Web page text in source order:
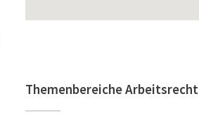
Themenbereiche Arbeitsrecht